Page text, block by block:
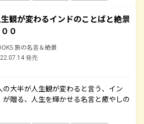
観が変わるインドのことばと絶景
０
旅の名言＆絶景
発売
大半が人生観が変わると言う、イン
が贈る、人生を輝かせる名言と癒やしの